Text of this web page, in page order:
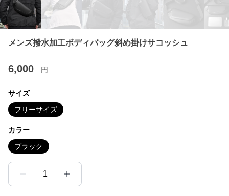
メンズ撥水加工ボディバッグ斜め掛けサコッシュ
6,000 円
サイズ
フリーサイズ
カラー
ブラック
1